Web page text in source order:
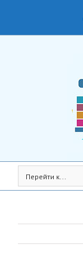
Перейти к...